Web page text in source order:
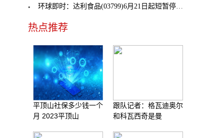
环球即时：达利食品(03799)6月21日起短暂停牌 待刊
热点推荐
平顶山社保多少钱一个
月 2023平顶山
跟队记者：格瓦迪奥尔
和科瓦西奇是曼